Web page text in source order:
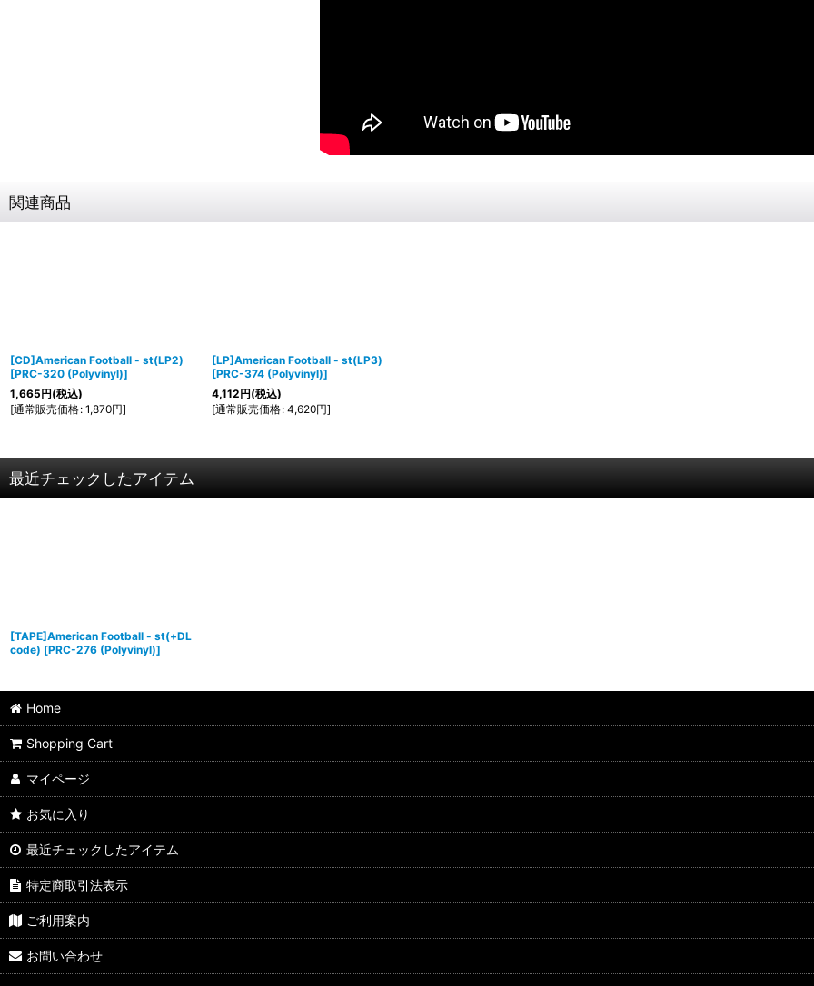
関連商品
[CD]American Football - st(LP2)
[PRC-320 (Polyvinyl)]
1,665円(税込)
[通常販売価格: 1,870円]
[LP]American Football - st(LP3)
[PRC-374 (Polyvinyl)]
4,112円(税込)
[通常販売価格: 4,620円]
最近チェックしたアイテム
[TAPE]American Football - st(+DL
code) [PRC-276 (Polyvinyl)]
Home
Shopping Cart
マイページ
お気に入り
最近チェックしたアイテム
特定商取引法表示
ご利用案内
お問い合わせ